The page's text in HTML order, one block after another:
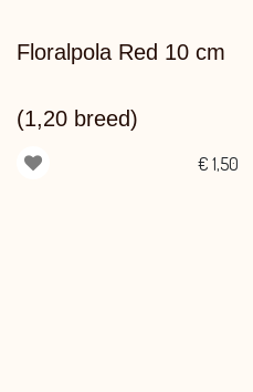
Floralpola Red 10 cm
(1,20 breed)
€ 1,50